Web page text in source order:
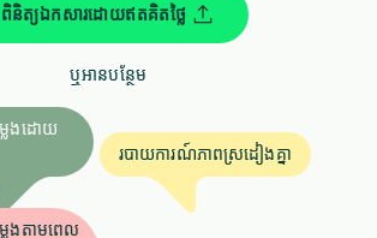
ពិនិត្យឯកសារដោយឥតគិតថ្លៃ
ឬអានបន្ថែម
លងដោយ
ងតាមពេល
របាយការណ៍ភាពស្រដៀងគ្នា